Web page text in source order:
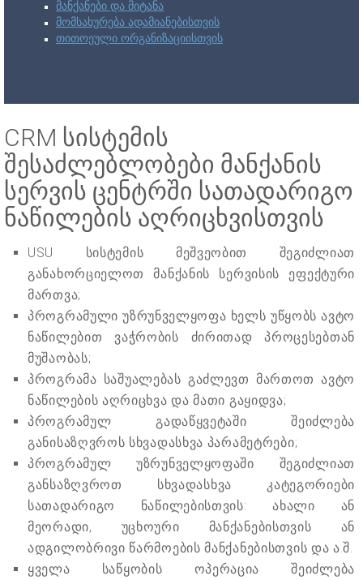
მანქანები და მიტანა
მომსახურება ადამიანებისთვის
თითოეული ორგანიზაციისთვის
CRM სისტემის
შესაძლებლობები მანქანის
სერვის ცენტრში სათადარიგო
ნაწილების აღრიცხვისთვის
USU სისტემის მეშვეობით შეგიძლიათ
განახორციელოთ მანქანის სერვისის ეფექტური
მართვა;
პროგრამული უზრუნველყოფა ხელს უწყობს ავტო
ნაწილებით ვაჭრობის ძირითად პროცესებთან
მუშაობას;
პროგრამა საშუალებას გაძლევთ მართოთ ავტო
ნაწილების აღრიცხვა და მათი გაყიდვა;
პროგრამულ გადაწყვეტაში შეიძლება
განისაზღვროს სხვადასხვა პარამეტრები;
პროგრამულ უზრუნველყოფაში შეგიძლიათ
განსაზღვროთ სხვადასხვა კატეგორიები
სათადარიგო ნაწილებისთვის: ახალი ან
მეორადი, უცხოური მანქანებისთვის ან
ადგილობრივი წარმოების მანქანებისთვის და ა.შ.
ყველა საწყობის ოპერაცია შეიძლება